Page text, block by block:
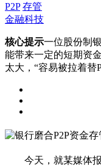
P2P 存管
金融科技
核心提示一位股份制
能带来一定的短期资
太大，“容易被拉着替
今天，就某媒体报